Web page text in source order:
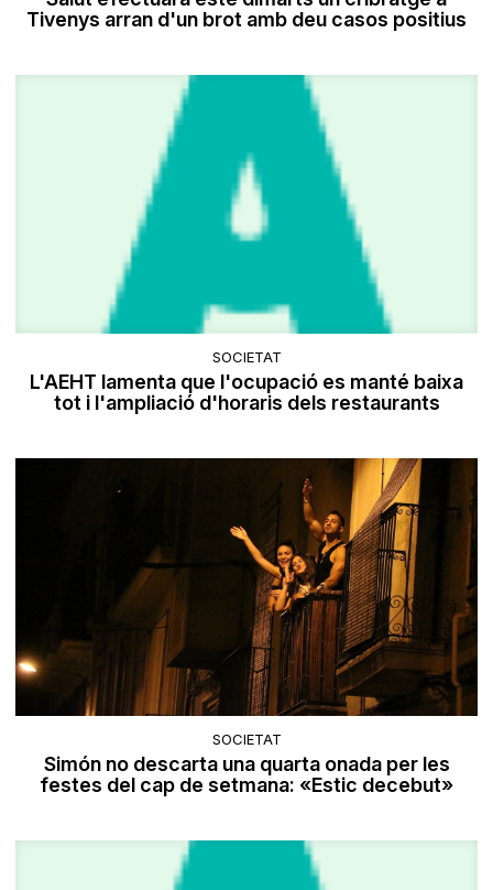
Tivenys arran d'un brot amb deu casos positius
SOCIETAT
L'AEHT lamenta que l'ocupació es manté baixa
tot i l'ampliació d'horaris dels restaurants
SOCIETAT
Simón no descarta una quarta onada per les
festes del cap de setmana: «Estic decebut»